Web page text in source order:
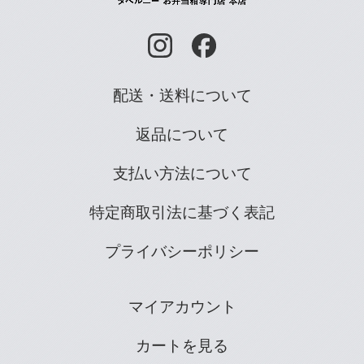
配送・送料について
返品について
支払い方法について
特定商取引法に基づく表記
プライバシーポリシー
マイアカウント
カートを見る